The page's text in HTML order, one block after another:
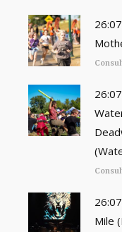
Mile